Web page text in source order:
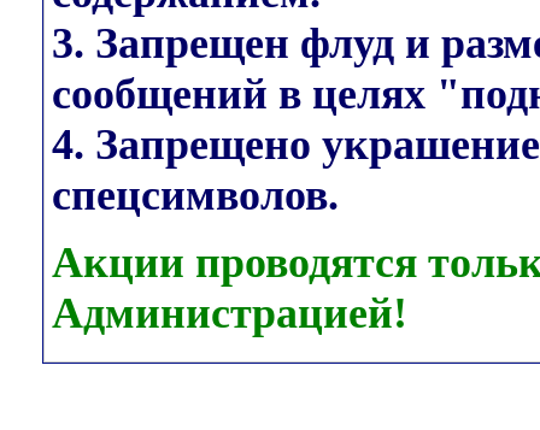
3. Запрещен флуд и
сообщений в целях
4. Запрещено
спецсимволов.
Акции проводятся
Администрацией!